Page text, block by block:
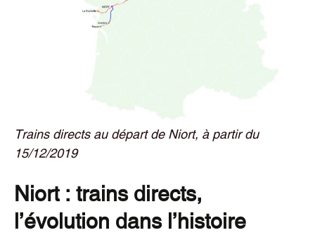
Trains directs au départ de Niort, à partir du
15/12/2019
Niort : trains directs,
l’évolution dans l’histoire